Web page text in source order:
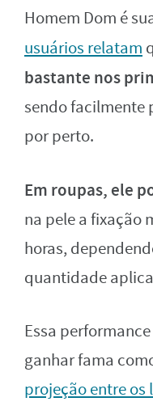
Homem Dom é
usuários relatam
bastante nos
sendo facilmente
por perto.
Em roupas, ele
na pele a fixação
horas,
quantidade
Essa
ganhar fama
projeção entre